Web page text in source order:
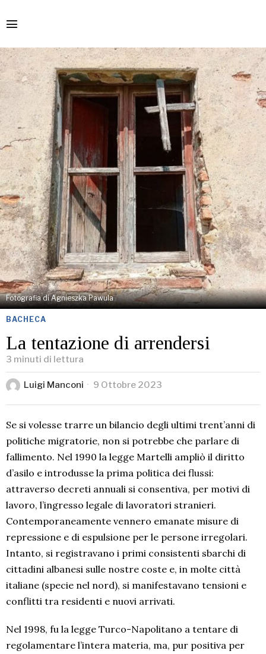
Fotografia di Agnieszka Pawula
BACHECA
La tentazione di arrendersi
3 minuti di lettura
Luigi Manconi 9 Ottobre 2023
Se si volesse trarre un bilancio degli ultimi trent’anni di
politiche migratorie, non si potrebbe che parlare di
fallimento. Nel 1990 la legge Martelli ampliò il diritto
d’asilo e introdusse la prima politica dei flussi:
attraverso decreti annuali si consentiva, per motivi di
lavoro, l’ingresso legale di lavoratori stranieri.
Contemporaneamente vennero emanate misure di
repressione e di espulsione per le persone irregolari.
Intanto, si registravano i primi consistenti sbarchi di
cittadini albanesi sulle nostre coste e, in molte città
italiane (specie nel nord), si manifestavano tensioni e
conflitti tra residenti e nuovi arrivati.
Nel 1998, fu la legge Turco-Napolitano a tentare di
regolamentare l’intera materia, ma, pur positiva per